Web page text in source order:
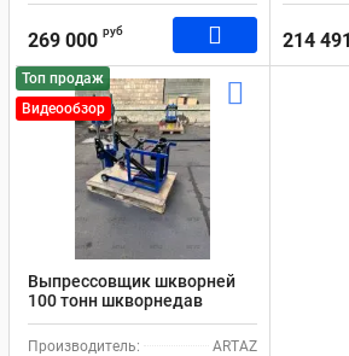
269 000 руб 214 491
Топ продаж
Видеообзор
Выпрессовщик шкворней
100 тонн шкворнедав
гидравлический с ручным
насосом для грузовиков на
Производитель: ARTAZ